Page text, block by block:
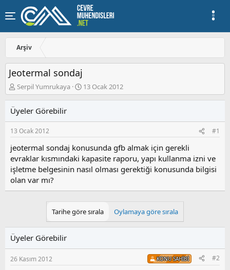
Arşiv
Jeotermal sondaj
K
o
u
y
u
a
ş
l
a
Serpil Yumrukaya
B
a
a
ı
ç
t
i
13 Ocak 2012
Üyeler Görebilir
13 Ocak 2012 #1
jeotermal sondaj konusunda gfb almak için gerekli
evraklar kısmındaki kapasite raporu, yapı kullanma izni ve
işletme belgesinin nasıl olması gerektiği konusunda bilgisi
olan var mı?
Tarihe göre sırala Oylamaya göre sırala
Üyeler Görebilir
26 Kasım 2012 KONU SAHIBI #2